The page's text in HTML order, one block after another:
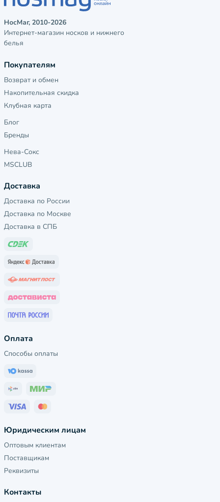
НосМаг, 2010-2026
Интернет-магазин носков и нижнего
белья
Покупателям
Возврат и обмен
Накопительная скидка
Клубная карта
Блог
Бренды
Нева-Сокс
MSCLUB
Доставка
Доставка по России
Доставка по Москве
Доставка в СПБ
Оплата
Способы оплаты
Юридическим лицам
Оптовым клиентам
Поставщикам
Реквизиты
Контакты